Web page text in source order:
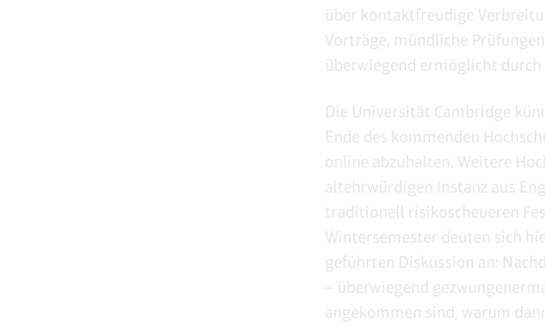
über kontaktfreudige
Vorträge, mündliche
überwiegend ermöglicht
Die Universität Cambridge
Ende des kommenden
online abzuhalten. Weitere
altehrwürdigen Instanz aus
traditionell risikoscheueren
Wintersemester deuten sich
geführten Diskussion an:
– überwiegend
angekommen sind, warum